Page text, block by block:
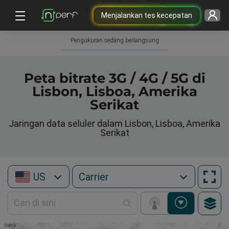
Menjalankan tes kecepatan
Pengukuran sedang berlangsung
Peta bitrate 3G / 4G / 5G di
Lisbon, Lisboa, Amerika
Serikat
Jaringan data seluler dalam Lisbon, Lisboa, Amerika
Serikat
US